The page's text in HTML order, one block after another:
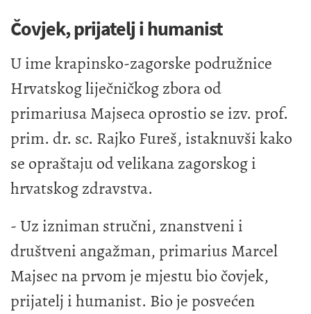
Čovjek, prijatelj i humanist
U ime krapinsko-zagorske podružnice
Hrvatskog liječničkog zbora od
primariusa Majseca oprostio se izv. prof.
prim. dr. sc. Rajko Fureš, istaknuvši kako
se opraštaju od velikana zagorskog i
hrvatskog zdravstva.
- Uz izniman stručni, znanstveni i
društveni angažman, primarius Marcel
Majsec na prvom je mjestu bio čovjek,
prijatelj i humanist. Bio je posvećen